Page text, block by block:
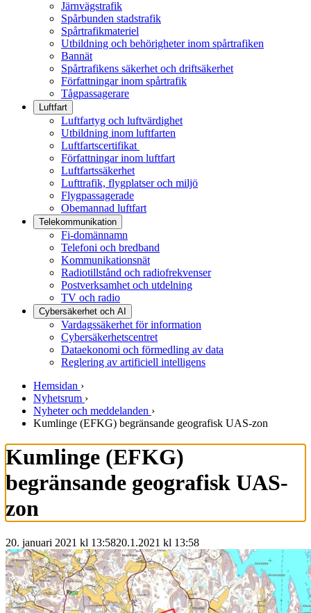
Järnvägstrafik
Spårbunden stadstrafik
Spårtrafikmateriel
Utbildning och behörigheter inom spårtrafiken
Bannät
Spårtrafikens säkerhet och driftsäkerhet
Författningar inom spårtrafik
Tågpassagerare
Luftfart
Luftfartyg och luftvärdighet
Utbildning inom luftfarten
Luftfartscertifikat
Författningar inom luftfart
Luftfartssäkerhet
Lufttrafik, flygplatser och miljö
Flygpassagerade
Obemannad luftfart
Telekommunikation
Fi-domännamn
Telefoni och bredband
Kommunikationsnät
Radiotillstånd och radiofrekvenser
Postverksamhet och utdelning
TV och radio
Cybersäkerhet och AI
Vardagssäkerhet för information
Cybersäkerhetscentret
Dataekonomi och förmedling av data
Reglering av artificiell intelligens
Hemsidan ›
Nyhetsrum ›
Nyheter och meddelanden ›
Kumlinge (EFKG) begränsande geografisk UAS-zon
Kumlinge (EFKG)
begränsande geografisk UAS-
zon
20. januari 2021 kl 13:5820.1.2021 kl 13:58